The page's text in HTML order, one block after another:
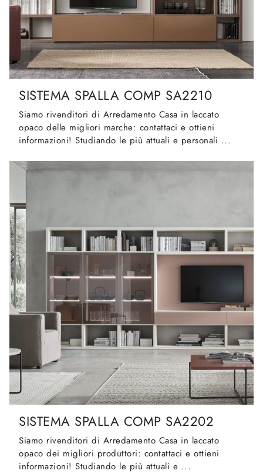
SISTEMA SPALLA COMP SA2210
Siamo rivenditori di Arredamento Casa in laccato
opaco delle migliori marche: contattaci e ottieni
informazioni! Studiando le più attuali e personali ...
SISTEMA SPALLA COMP SA2202
Siamo rivenditori di Arredamento Casa in laccato
opaco dei migliori produttori: contattaci e ottieni
informazioni! Studiando le più attuali e ...